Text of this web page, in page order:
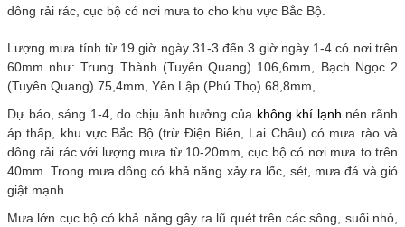
dông rải rác, cục bộ có nơi mưa to cho khu vực Bắc Bộ.
Lượng mưa tính từ 19 giờ ngày 31-3 đến 3 giờ ngày 1-4 có nơi trên
60mm như: Trung Thành (Tuyên Quang) 106,6mm, Bạch Ngọc 2
(Tuyên Quang) 75,4mm, Yên Lập (Phú Thọ) 68,8mm, …
Dự báo, sáng 1-4, do chịu ảnh hưởng của không khí lạnh nén rãnh
áp thấp, khu vực Bắc Bộ (trừ Điện Biên, Lai Châu) có mưa rào và
dông rải rác với lượng mưa từ 10-20mm, cục bộ có nơi mưa to trên
40mm. Trong mưa dông có khả năng xảy ra lốc, sét, mưa đá và gió
giật mạnh.
Mưa lớn cục bộ có khả năng gây ra lũ quét trên các sông, suối nhỏ,